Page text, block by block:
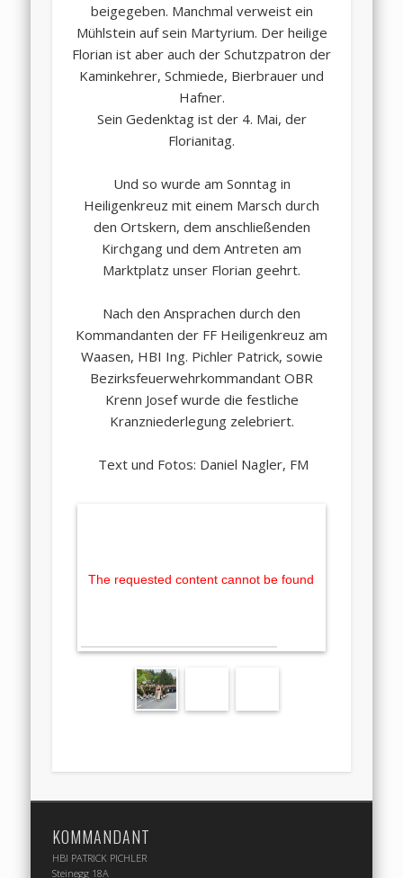
beigegeben. Manchmal verweist ein
Mühlstein auf sein Martyrium. Der heilige
Florian ist aber auch der Schutzpatron der
Kaminkehrer, Schmiede, Bierbrauer und
Hafner.
Sein Gedenktag ist der 4. Mai, der
Florianitag.
Und so wurde am Sonntag in
Heiligenkreuz mit einem Marsch durch
den Ortskern, dem anschließenden
Kirchgang und dem Antreten am
Marktplatz unser Florian geehrt.
Nach den Ansprachen durch den
Kommandanten der FF Heiligenkreuz am
Waasen, HBI Ing. Pichler Patrick, sowie
Bezirksfeuerwehrkommandant OBR
Krenn Josef wurde die festliche
Kranzniederlegung zelebriert.
Text und Fotos: Daniel Nagler, FM
The requested content cannot be found
KOMMANDANT
HBI PATRICK PICHLER
Steinegg 18A